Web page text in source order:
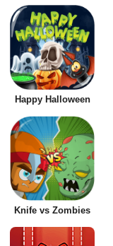
Happy Halloween
Knife vs Zombies